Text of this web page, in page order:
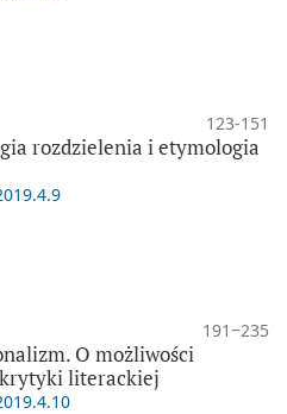
123-151
rozdzielenia i etymologia
191‒235
O możliwości
literackiej